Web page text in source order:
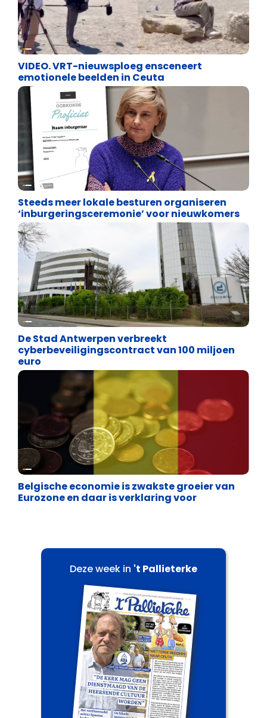
Cultuuroorlog
VIDEO. VRT-nieuwsploeg ensceneert
emotionele beelden in Ceuta
Binnenland politiek
Steeds meer lokale besturen organiseren
‘inburgeringsceremonie’ voor nieuwkomers
Binnenland politiek
De Stad Antwerpen verbreekt
cyberbeveiligingscontract van 100 miljoen
euro
Binnenland politiek
Belgische economie is zwakste groeier van
Eurozone en daar is verklaring voor
Deze week in 't Pallieterke